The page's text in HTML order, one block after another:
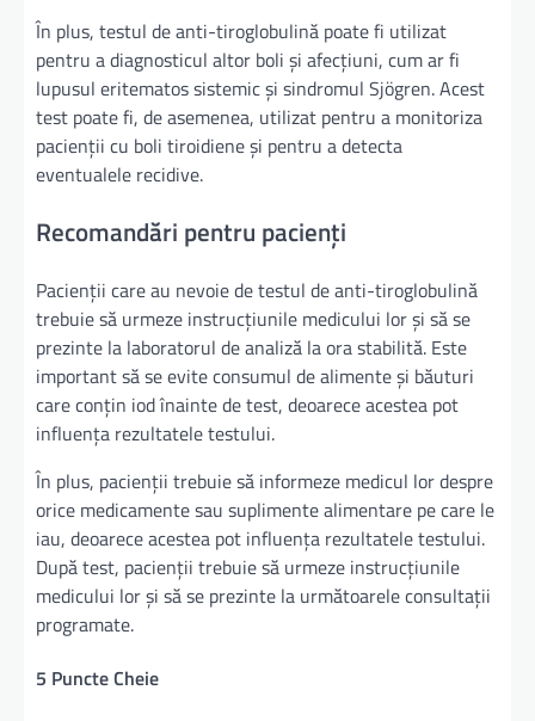
În plus, testul de anti-tiroglobulină poate fi utilizat
pentru a diagnosticul altor boli și afecțiuni, cum ar fi
lupusul eritematos sistemic și sindromul Sjögren. Acest
test poate fi, de asemenea, utilizat pentru a monitoriza
pacienții cu boli tiroidiene și pentru a detecta
eventualele recidive.
Recomandări pentru pacienți
Pacienții care au nevoie de testul de anti-tiroglobulină
trebuie să urmeze instrucțiunile medicului lor și să se
prezinte la laboratorul de analiză la ora stabilită. Este
important să se evite consumul de alimente și băuturi
care conțin iod înainte de test, deoarece acestea pot
influența rezultatele testului.
În plus, pacienții trebuie să informeze medicul lor despre
orice medicamente sau suplimente alimentare pe care le
iau, deoarece acestea pot influența rezultatele testului.
După test, pacienții trebuie să urmeze instrucțiunile
medicului lor și să se prezinte la următoarele consultații
programate.
5 Puncte Cheie